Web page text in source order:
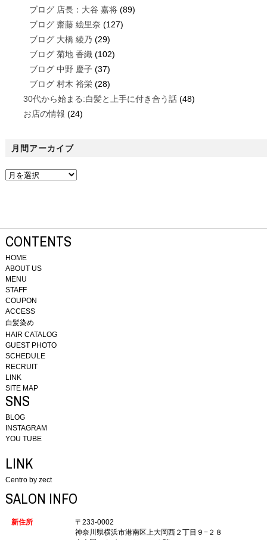
ブログ 店長：大谷 嘉将(89)
ブログ 齋藤 絵里奈 (127)
ブログ 大橋 綾乃 (29)
ブログ 菊地 香織(102)
ブログ 中野 慶子(37)
ブログ 村木 裕栄(28)
30代から始まる:白髪と上手に付き合う話(48)
お店の情報 (24)
月間アーカイブ
CONTENTS
HOME
ABOUT US
MENU
STAFF
COUPON
ACCESS
白髪染め
HAIR CATALOG
GUEST PHOTO
SCHEDULE
RECRUIT
LINK
SITE MAP
SNS
BLOG
INSTAGRAM
YOU TUBE
LINK
Centro by zect
SALON INFO
新住所
〒233-0002
神奈川県横浜市港南区上大岡西２丁目９−２８